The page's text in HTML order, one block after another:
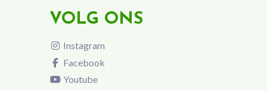
VOLG ONS
Instagram
Facebook
Youtube